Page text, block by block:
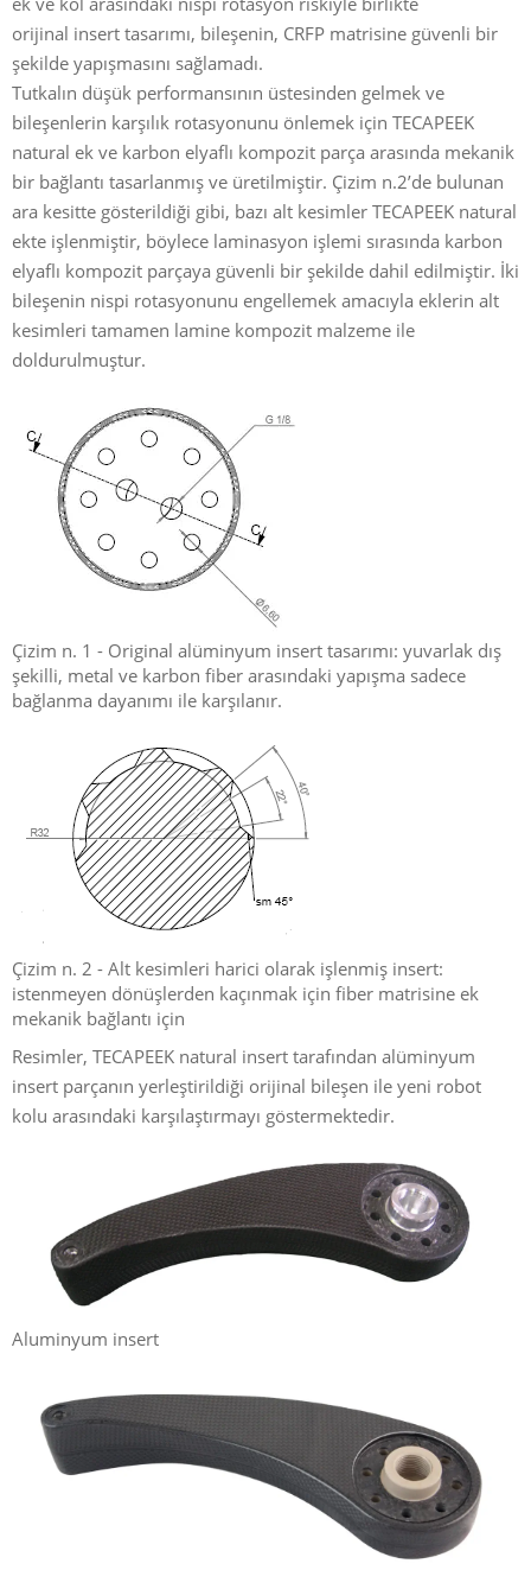
orijinal insert tasarımı, bileşenin, CRFP matrisine güvenli bir
şekilde yapışmasını sağlamadı.
Tutkalın düşük performansının üstesinden gelmek ve
bileşenlerin karşılık rotasyonunu önlemek için TECAPEEK
natural ek ve karbon elyaflı kompozit parça arasında mekanik
bir bağlantı tasarlanmış ve üretilmiştir. Çizim n.2’de bulunan
ara kesitte gösterildiği gibi, bazı alt kesimler TECAPEEK natural
ekte işlenmiştir, böylece laminasyon işlemi sırasında karbon
elyaflı kompozit parçaya güvenli bir şekilde dahil edilmiştir. İki
bileşenin nispi rotasyonunu engellemek amacıyla eklerin alt
kesimleri tamamen lamine kompozit malzeme ile
doldurulmuştur.
Çizim n. 1 - Original alüminyum insert tasarımı: yuvarlak dış
şekilli, metal ve karbon fiber arasındaki yapışma sadece
bağlanma dayanımı ile karşılanır.
Çizim n. 2 - Alt kesimleri harici olarak işlenmiş insert:
istenmeyen dönüşlerden kaçınmak için fiber matrisine ek
mekanik bağlantı için
Resimler, TECAPEEK natural insert tarafından alüminyum
insert parçanın yerleştirildiği orijinal bileşen ile yeni robot
kolu arasındaki karşılaştırmayı göstermektedir.
Aluminyum insert